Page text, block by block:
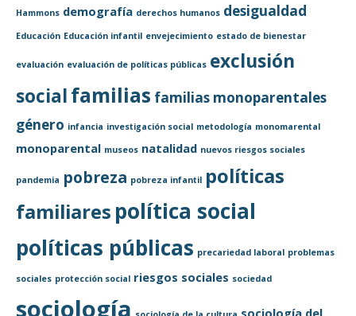
Hammons demografía derechos humanos desigualdad
Educación Educación infantil envejecimiento estado de bienestar
evaluación evaluación de políticas públicas exclusión
socialfamilias familias monoparentales
género infancia investigación social metodología monomarental
monoparental museos natalidad nuevos riesgos sociales
pandemia pobreza pobreza infantil políticas
familiares política social
políticas públicas precariedad laboral problemas
sociales protección social riesgos sociales sociedad
sociología